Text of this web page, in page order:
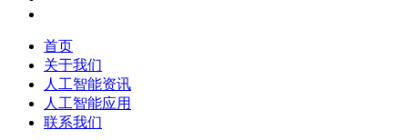
首页
关于我们
人工智能资讯
人工智能应用
联系我们